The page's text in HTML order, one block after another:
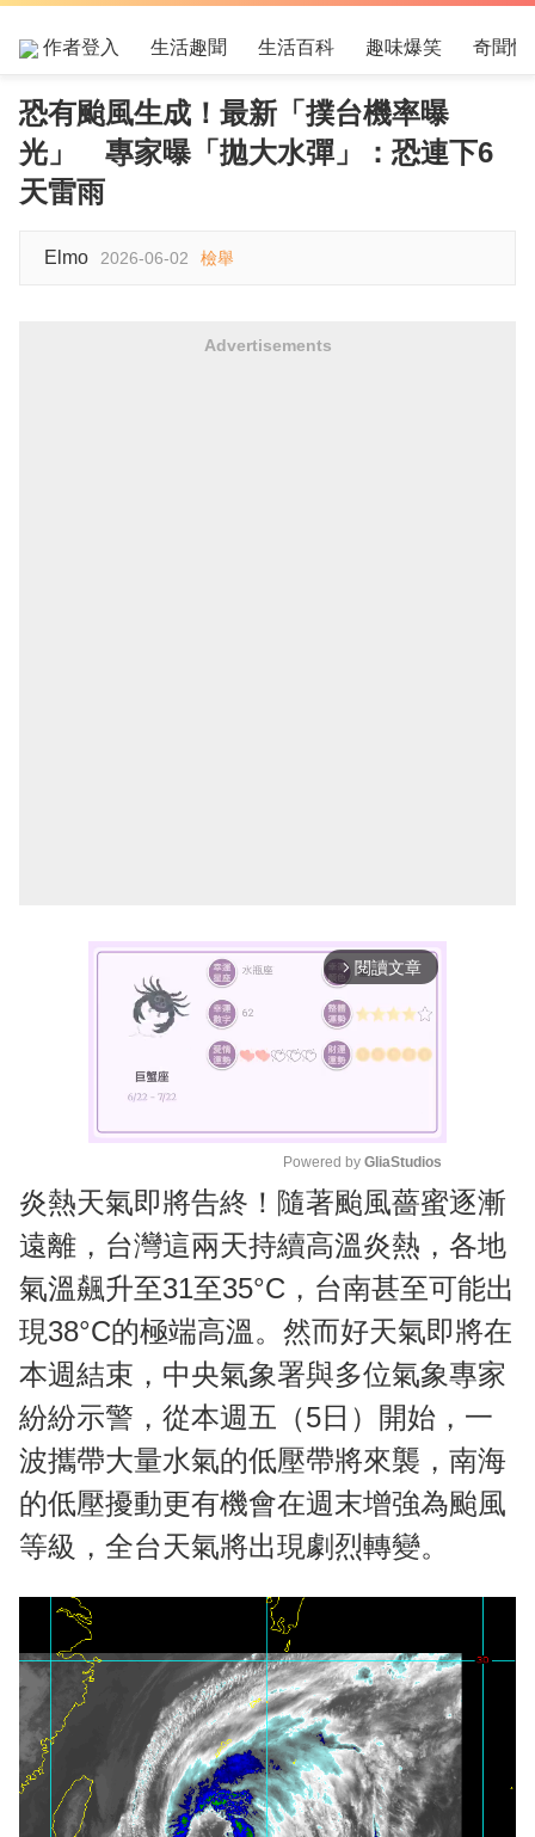
作者登入 生活趣聞 生活百科 趣味爆笑 奇聞怪
恐有颱風生成！最新「撲台機率曝
光」 專家曝「拋大水彈」：恐連下6
天雷雨
Elmo 2026-06-02 檢舉
Advertisements
arrow_forward_ios 閱讀文章
M
u
t
e
Powered by GliaStudios
炎熱天氣即將告終！隨著颱風薔蜜逐漸
遠離，台灣這兩天持續高溫炎熱，各地
氣溫飆升至31至35°C，台南甚至可能出
現38°C的極端高溫。然而好天氣即將在
本週結束，中央氣象署與多位氣象專家
紛紛示警，從本週五（5日）開始，一
波攜帶大量水氣的低壓帶將來襲，南海
的低壓擾動更有機會在週末增強為颱風
等級，全台天氣將出現劇烈轉變。